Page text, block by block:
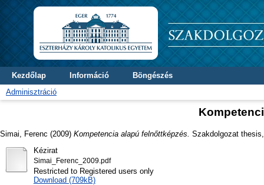
Kezdőlap Információ
Böngészés
Adminisztráció
Simai, Ferenc (2009) Kompetencia alapú felnőttképzés. Szakdolgozat
Kézirat
Simai_Ferenc_2009.pdf
Restricted to Registered users only
Download (709kB)